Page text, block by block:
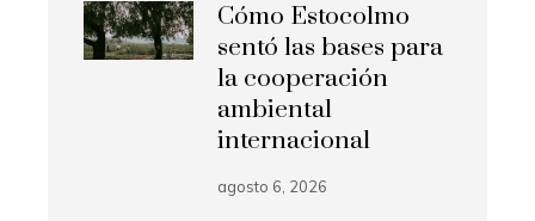
Cómo Estocolmo
sentó las bases para
la cooperación
ambiental
internacional
agosto 6, 2026